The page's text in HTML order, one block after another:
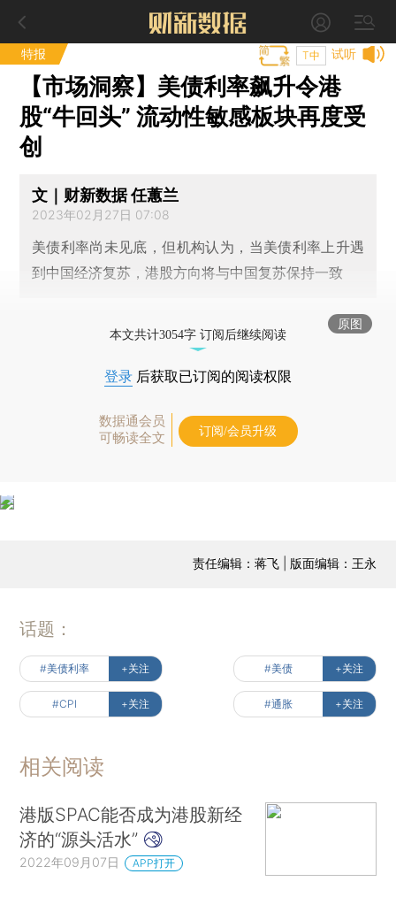
特报 试听
T中
【市场洞察】美债利率飙升令港
股“牛回头” 流动性敏感板块再度受
创
文｜财新数据 任蕙兰
2023年02月27日 07:08
美债利率尚未见底，但机构认为，当美债利率上升遇
到中国经济复苏，港股方向将与中国复苏保持一致
原图
本文共计3054字 订阅后继续阅读
登录 后获取已订阅的阅读权限
数据通会员
可畅读全文
订阅/会员升级
责任编辑：蒋飞 | 版面编辑：王永
话题：
#美债利率 +关注 #美债 +关注
#CPI +关注 #通胀 +关注
相关阅读
港版SPAC能否成为港股新经
济的“源头活水”
2022年09月07日 APP打开